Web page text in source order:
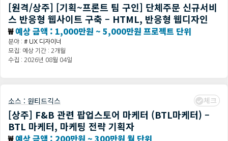
[원격/상주] [기획~프론트 팀 구인] 단체주문 신규서비
스 반응형 웹사이트 구축 – HTML, 반응형 웹디자인
₩예상 금액 : 1,000만원 ~ 5,000만원 프로젝트 단위
분야 : # UX 디자이너
모집: 예상 기간 : 2개월
수집 : 2026년 08월 04일
소스 : 원티드긱스 체크
[상주] F&B 관련 팝업스토어 마케터 (BTL마케터) –
BTL 마케터, 마케팅 전략 기획자
₩예상 금액 : 200만원 ~ 300만원 월 단위